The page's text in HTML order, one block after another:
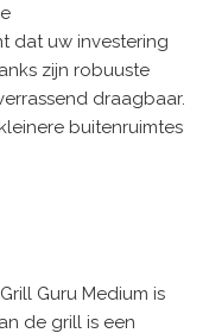
dat uw investering
zijn robuuste
draagbaar.
buitenruimtes
Guru Medium is
de grill is een